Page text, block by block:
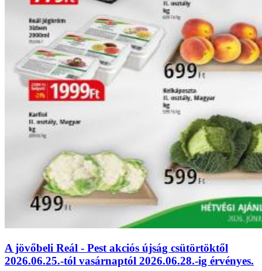
A jövőbeli Reál - Pest akciós újság csütörtöktől
2026.06.25.-tól vasárnaptól 2026.06.28.-ig érvényes.